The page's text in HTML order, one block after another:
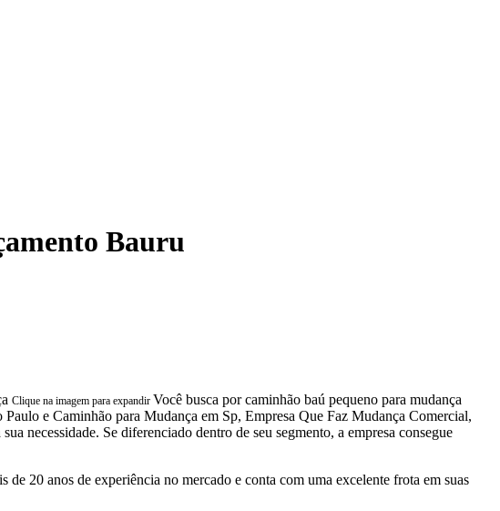
Bauru
Clique na imagem para expandir Você busca por caminhão baú pequeno para mudança
e Caminhão para Mudança em Sp, Empresa Que Faz Mudança Comercial,
necessidade. Se diferenciado dentro de seu segmento, a empresa consegue
20 anos de experiência no mercado e conta com uma excelente frota em suas